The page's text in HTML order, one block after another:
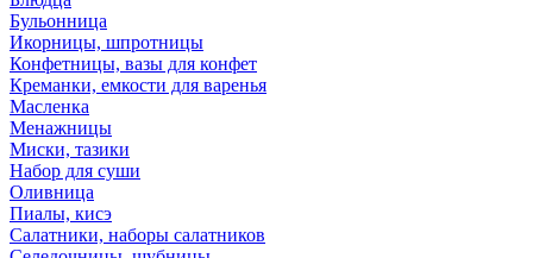
Бульонница
Икорницы, шпротницы
Конфетницы, вазы для конфет
Креманки, емкости для варенья
Масленка
Менажницы
Миски, тазики
Набор для суши
Оливница
Пиалы, кисэ
Салатники, наборы салатников